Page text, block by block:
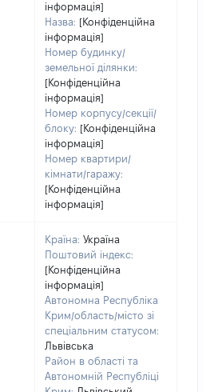
інформація]
Назва: [Конфіденційна
інформація]
Номер будинку/
земельної ділянки:
[Конфіденційна
інформація]
Номер корпусу/секції/
блоку: [Конфіденційна
інформація]
Номер квартири/
кімнати/гаражу:
[Конфіденційна
інформація]
Країна: Україна
Поштовий індекс:
[Конфіденційна
інформація]
Автономна Республіка
Крим/область/місто зі
спеціальним статусом:
Львівська
Район в області та
Автономній Республіці